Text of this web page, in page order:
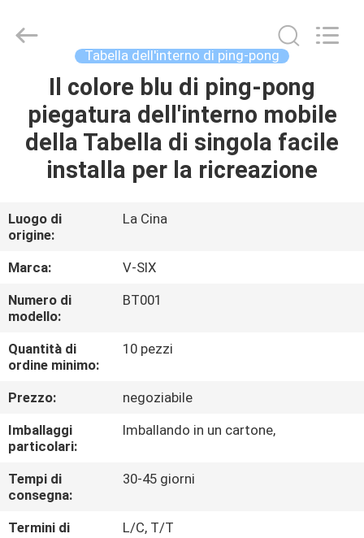
CASA.
PRODOTTI
DI
NOI
VISITA
ALLA
FABBRICA
CONTROLLO
DELLA
QUALITÀ
CONTATTACI
Dunya
Sports
Tabella dell'interno di ping-pong
Il colore blu di ping-pong
piegatura dell'interno mobile
della Tabella di singola facile
installa per la ricreazione
Luogo di
origine:
La Cina
Marca:
V-SIX
Numero di
modello:
BT001
Quantità di
ordine minimo:
10 pezzi
Prezzo:
negoziabile
Imballaggi
particolari:
Imballando in un cartone,
Tempi di
consegna:
30-45 giorni
Termini di
L/C, T/T